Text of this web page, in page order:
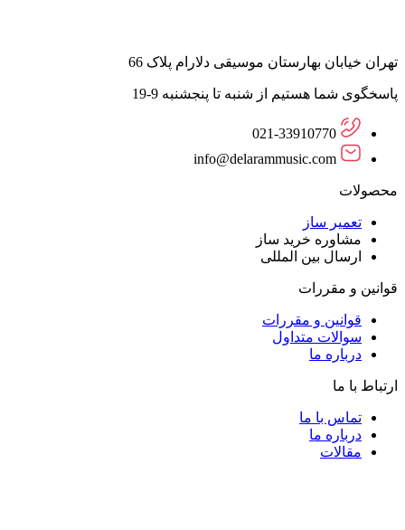
تهران خیابان بهارستان موسیقی دلارام پلاک 66
پاسخگوی شما هستیم از شنبه تا پنجشنبه 9-19
021-33910770
info@delarammusic.com
محصولات
تعمیر ساز
مشاوره خرید ساز
ارسال بین المللی
قوانین و مقررات
قوانین و مقررات
سوالات متداول
درباره ما
ارتباط با ما
تماس با ما
درباره ما
مقالات